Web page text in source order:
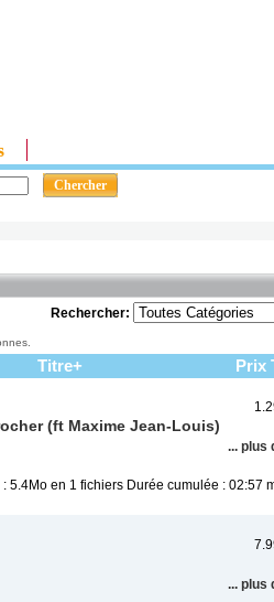
Rechercher:
Titre+ Prix
(ft Maxime Jean-Louis)
... plus
5.4Mo en 1 fichiers Durée cumulée : 02:57
... plus